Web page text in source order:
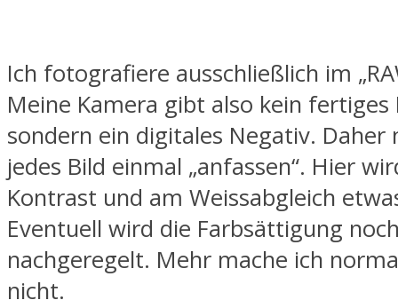
Ich fotografiere ausschließlich im
Meine Kamera gibt also kein fertiges
sondern ein digitales Negativ. Daher
jedes Bild einmal „anfassen“. Hier
Kontrast und am Weissabgleich
Eventuell wird die Farbsättigung
nachgeregelt. Mehr mache ich
nicht.